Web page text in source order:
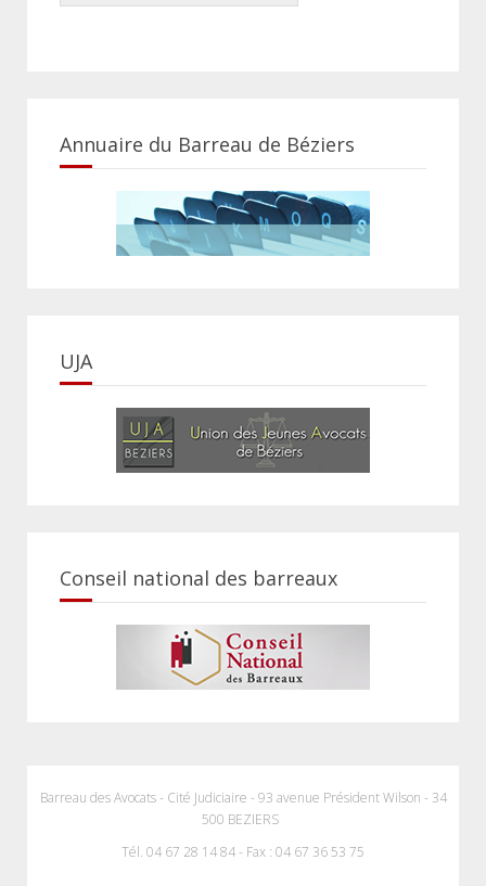
Annuaire du Barreau de Béziers
UJA
Conseil national des barreaux
Barreau des Avocats - Cité Judiciaire - 93 avenue Président Wilson - 34
500 BEZIERS
Tél. 04 67 28 14 84 - Fax : 04 67 36 53 75